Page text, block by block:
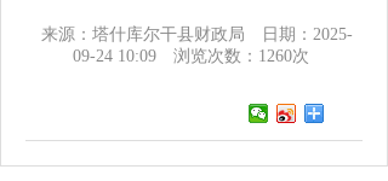
来源：塔什库尔干县财政局
日期：2025-
09-24 10:09
浏览次数： 1260次